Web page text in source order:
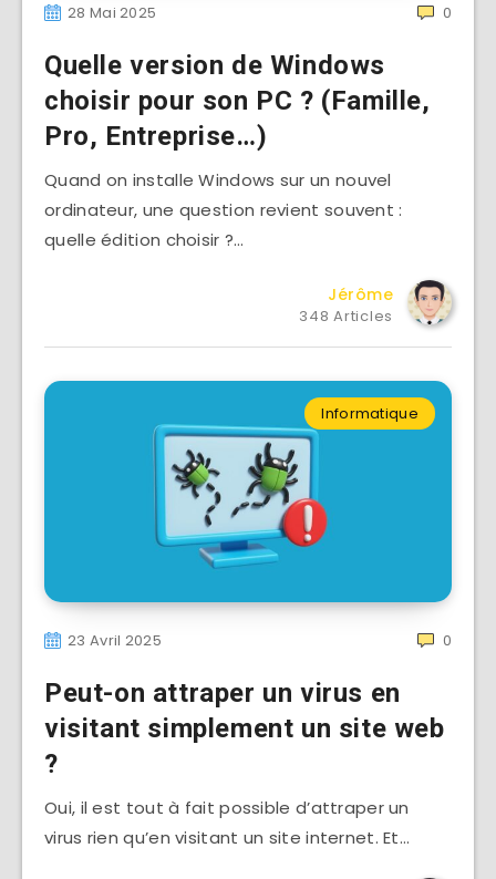
28 Mai 2025 0
Quelle version de Windows
choisir pour son PC ? (Famille,
Pro, Entreprise…)
Quand on installe Windows sur un nouvel
ordinateur, une question revient souvent :
quelle édition choisir ?…
Jérôme
348 Articles
Informatique
23 Avril 2025 0
Peut-on attraper un virus en
visitant simplement un site web
?
Oui, il est tout à fait possible d’attraper un
virus rien qu’en visitant un site internet. Et…